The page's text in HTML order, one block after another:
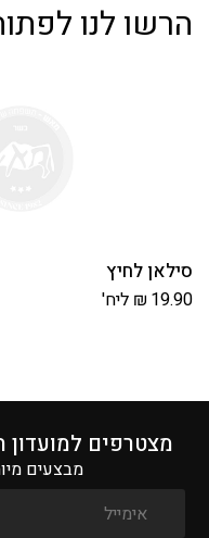
הרשו לנו
סילאן לחיץ
₪ 19.90 ליח'
מצטרפים
מבצעים